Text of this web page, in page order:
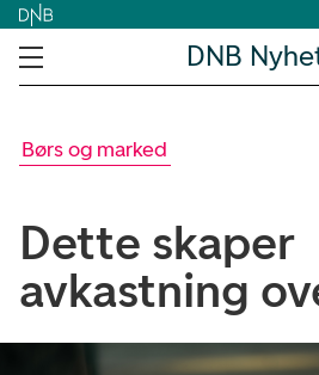
DNB
Børs og marked
Dette skaper
avkastning